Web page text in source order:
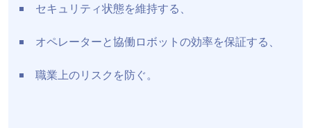
セキュリティ状態を維持する、
オペレーターと協働ロボットの効率を保証する、
職業上のリスクを防ぐ。